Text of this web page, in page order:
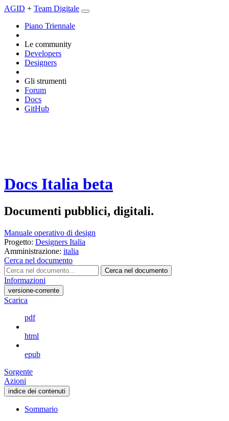
AGID + Team Digitale
Piano Triennale
Le community
Developers
Designers
Gli strumenti
Forum
Docs
GitHub
Docs Italia beta
Documenti pubblici, digitali.
Manuale operativo di design
Progetto: Designers Italia
Amministrazione: italia
Cerca nel documento
Cerca nel documento
Informazioni
versione-corrente
Scarica
pdf
html
epub
Sorgente
Azioni
indice dei contenuti
Sommario